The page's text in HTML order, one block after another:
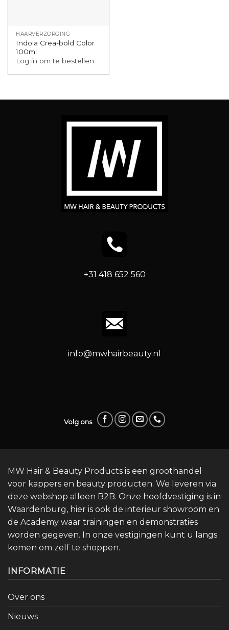
HAARVERZORGING
Indola Crea-bold Color
100ml
Log in om te bestellen
+31 418 652 560
info@mwhairbeauty.nl
Volg ons
MW Hair & Beauty Products is een groothandel
voor kappers en beauty producten. We leveren via
deze webshop alleen B2B. Onze hoofdvestiging is in
Waardenburg, hier is ook de interieur showroom en
de Academy waar trainingen en demonstraties
worden gegeven. In onze vestigingen kunt u langs
komen om zelf te shoppen.
INFORMATIE
Over ons
Nieuws